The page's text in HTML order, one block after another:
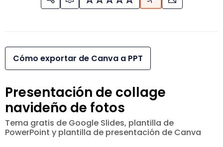
Cómo exportar de Canva a PPT
Presentación de collage
navideño de fotos
Tema gratis de Google Slides, plantilla de
PowerPoint y plantilla de presentación de Canva